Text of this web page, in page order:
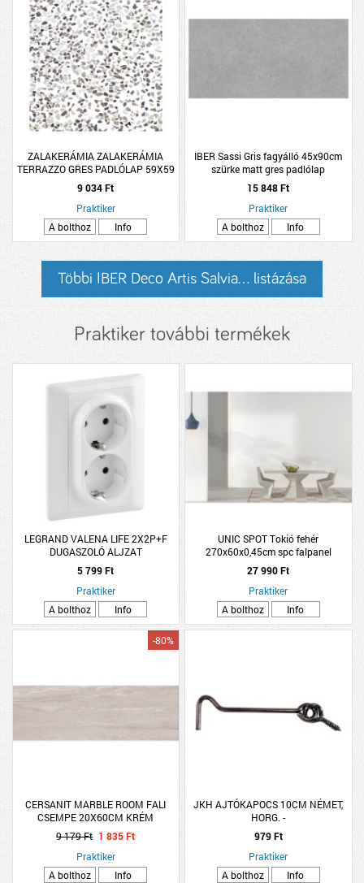
ZALAKERÁMIA ZALAKERÁMIA
TERRAZZO GRES PADLÓLAP 59X59
CM 1,39 M2/CSOMAG TÖBBSZÍNŰ
MATT PEI4 FAGYÁLLÓ
9 034 Ft
Praktiker
A bolthoz
Info
IBER Sassi Gris fagyálló 45x90cm
szürke matt gres padlólap
15 848 Ft
Praktiker
A bolthoz
Info
Többi IBER Deco Artis Salvia... listázása
Praktiker további termékek
LEGRAND VALENA LIFE 2X2P+F
DUGASZOLÓ ALJZAT
GYERMEKVÉDELEMMEL FEHÉR
5 799 Ft
Praktiker
A bolthoz
Info
UNIC SPOT Tokió fehér
270x60x0,45cm spc falpanel
27 990 Ft
Praktiker
A bolthoz
Info
CERSANIT MARBLE ROOM FALI
CSEMPE 20X60CM KRÉM
1,08M2/CS
-80%
9 179 Ft 1 835 Ft
Praktiker
A bolthoz
Info
JKH AJTÓKAPOCS 10CM NÉMET,
HORG. -
979 Ft
Praktiker
A bolthoz
Info